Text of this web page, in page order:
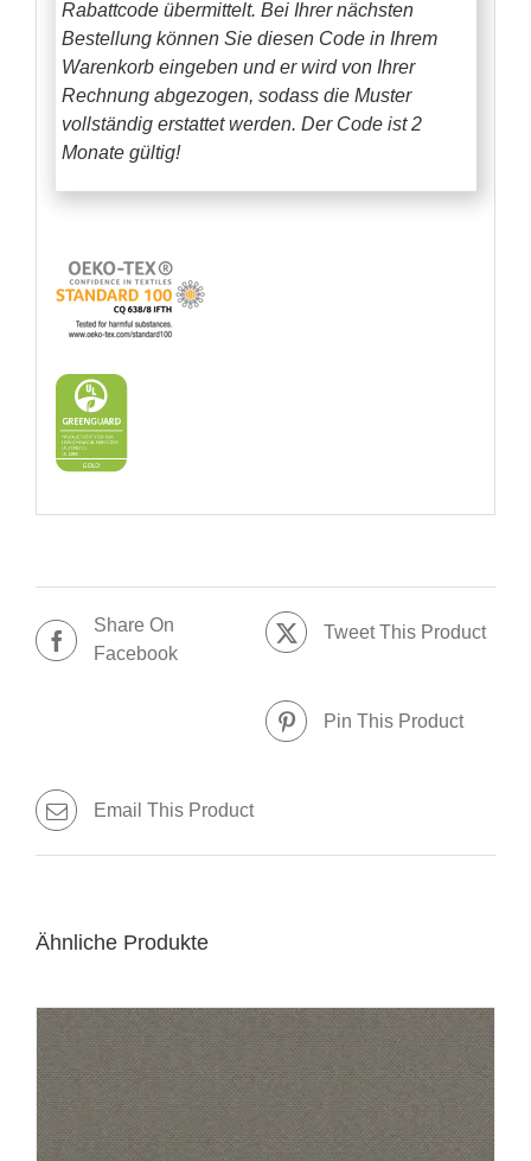
Rabattcode übermittelt. Bei Ihrer nächsten
Bestellung können Sie diesen Code in Ihrem
Warenkorb eingeben und er wird von Ihrer
Rechnung abgezogen, sodass die Muster
vollständig erstattet werden. Der Code ist 2
Monate gültig!
Share On
Facebook
Tweet This Product
Pin This Product
Email This Product
Ähnliche Produkte